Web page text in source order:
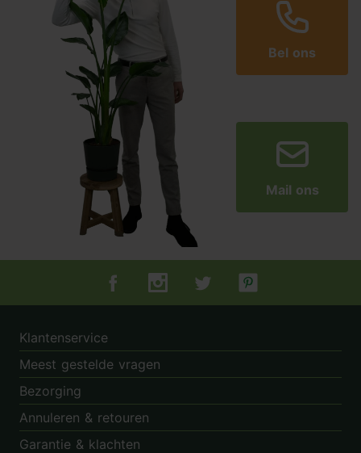
Bel ons
Mail ons
Tuincentrum.nl op Facebook
Tuincentrum.nl op Instagram
Tuincentrum.nl op Twitter
Tuincentrum.nl op
Klantenservice
Meest gestelde vragen
Bezorging
Annuleren & retouren
Garantie & klachten